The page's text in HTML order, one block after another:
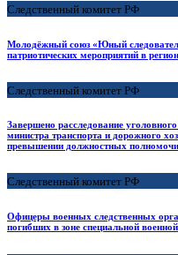
Следственный комитет РФ
Молодёжный союз «Юный
патриотических мероприятий в
Следственный комитет РФ
Завершено расследование
министра транспорта и дорожного
превышении должностных
Следственный комитет РФ
Офицеры военных следственных
погибших в зоне специальной